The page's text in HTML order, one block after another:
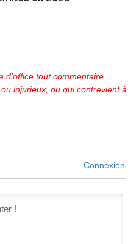
d'office tout commentaire
injurieux, ou qui contrevient à
Connexion